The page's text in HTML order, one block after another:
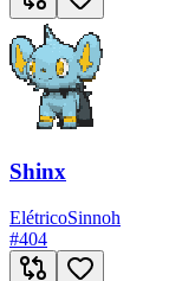
Shinx
ElétricoSinnoh
#404